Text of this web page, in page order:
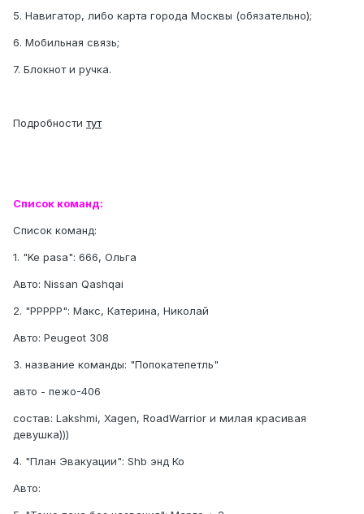
5. Навигатор, либо карта города Москвы (обязательно);
6. Мобильная связь;
7. Блокнот и ручка.
Подробности тут
Список команд:
Список команд:
1. "Ke pasa": 666, Ольга
Авто: Nissan Qashqai
2. "РРРРР": Макс, Катерина, Николай
Авто: Peugeot 308
3. название команды: "Попокатепетль"
авто - пежо-406
состав: Lakshmi, Xagen, RoadWarrior и милая красивая
девушка)))
4. "План Эвакуации": Shb энд Ко
Авто: